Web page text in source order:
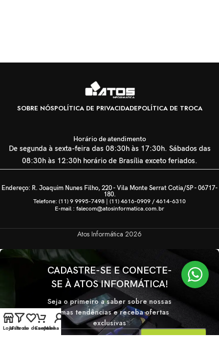
SOBRE NÓSPOLÍTICA DE PRIVACIDADEPOLÍTICA DE TROCA
Horário de atendimento
De segunda à sexta-feira das 08:30h às 17:30h. Sábados das
08:30h às 12:30h horário de Brasília exceto feriados.
Endereço: R. Joaquim Nunes Filho, 220 - Vila Monte Serrat Cotia/SP - 06717-
180.
Telefone: (11) 9 9995-7498 | (11) 4616-0909 / 4614-6310
E-mail : falecom@atosinformatica.com.br
Atos Informática 2026
CADASTRE-SE E CONECTE-
SE À ATOS INFORMÁTICA!
Seja o primeiro a saber sobre nossas
últimas tendências e receba ofertas
exclusivas
LojaFiltros
Lista de desejos
CarrinhoMinha conta